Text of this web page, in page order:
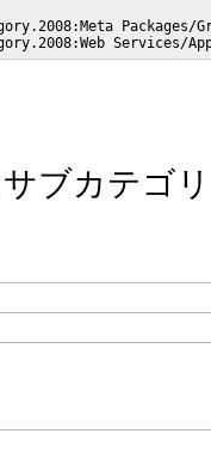
Packages/
Services/
ブカテゴ